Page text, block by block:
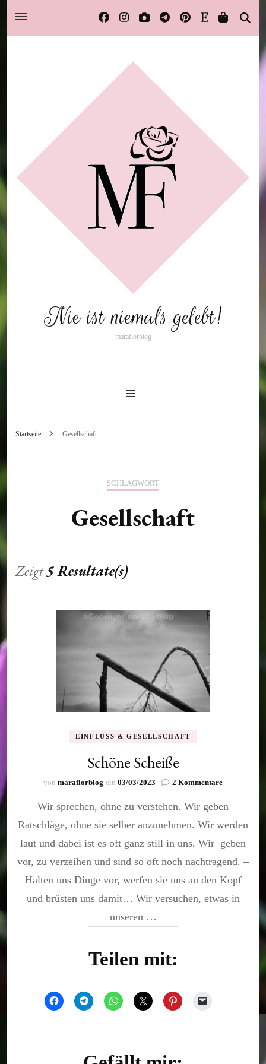
Nie ist niemals gelebt!
maraflorblog
Startseite Gesellschaft
SCHLAGWORT
Gesellschaft
Zeigt5 Resultate(s)
EINFLUSS & GESELLSCHAFT
Schöne Scheiße
von maraflorblog ein 03/03/2023 2 Kommentarezu
Scheiße
Wir sprechen, ohne zu verstehen. Wir geben
Ratschläge, ohne sie selber anzunehmen. Wir werden
laut und dabei ist es oft ganz still in uns. Wir geben
vor, zu verzeihen und sind so oft noch nachtragend. –
Halten uns Dinge vor, werfen sie uns an den Kopf
und brüsten uns damit… Wir versuchen, etwas in
unseren …
Teilen mit: